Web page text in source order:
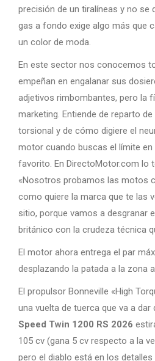
precisión de un tiralíneas y no se
gas a fondo exige algo más que
un color de moda.
En este sector nos conocemos
empeñan en engalanar sus
adjetivos rimbombantes, pero la
marketing. Entiende de reparto
torsional y de cómo digiere el
motor cuando buscas el límite
favorito. En DirectoMotor.com lo
«Nosotros probamos las motos
como quiere la marca que te las
sitio, porque vamos a desgranar
británico con la crudeza técnica
El motor ahora entrega el par
desplazando la patada a la zona
El propulsor Bonneville «High
una vuelta de tuerca que va a dar
Speed Twin 1200 RS 2026
105 cv (gana 5 cv respecto a la
pero el diablo está en los